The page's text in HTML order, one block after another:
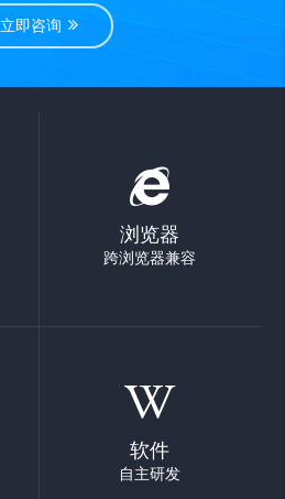
立即咨询
浏览器
跨浏览器兼容
软件
自主研发